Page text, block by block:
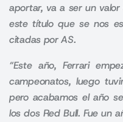
aportar, va a ser un
este título que se nos
citadas por AS.
“Este año, Ferrari
campeonatos, luego
pero acabamos el año
los dos Red Bull. Fue un